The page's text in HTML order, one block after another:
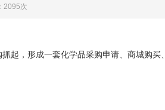
2095次
起，形成一套化学品采购申请、商城购